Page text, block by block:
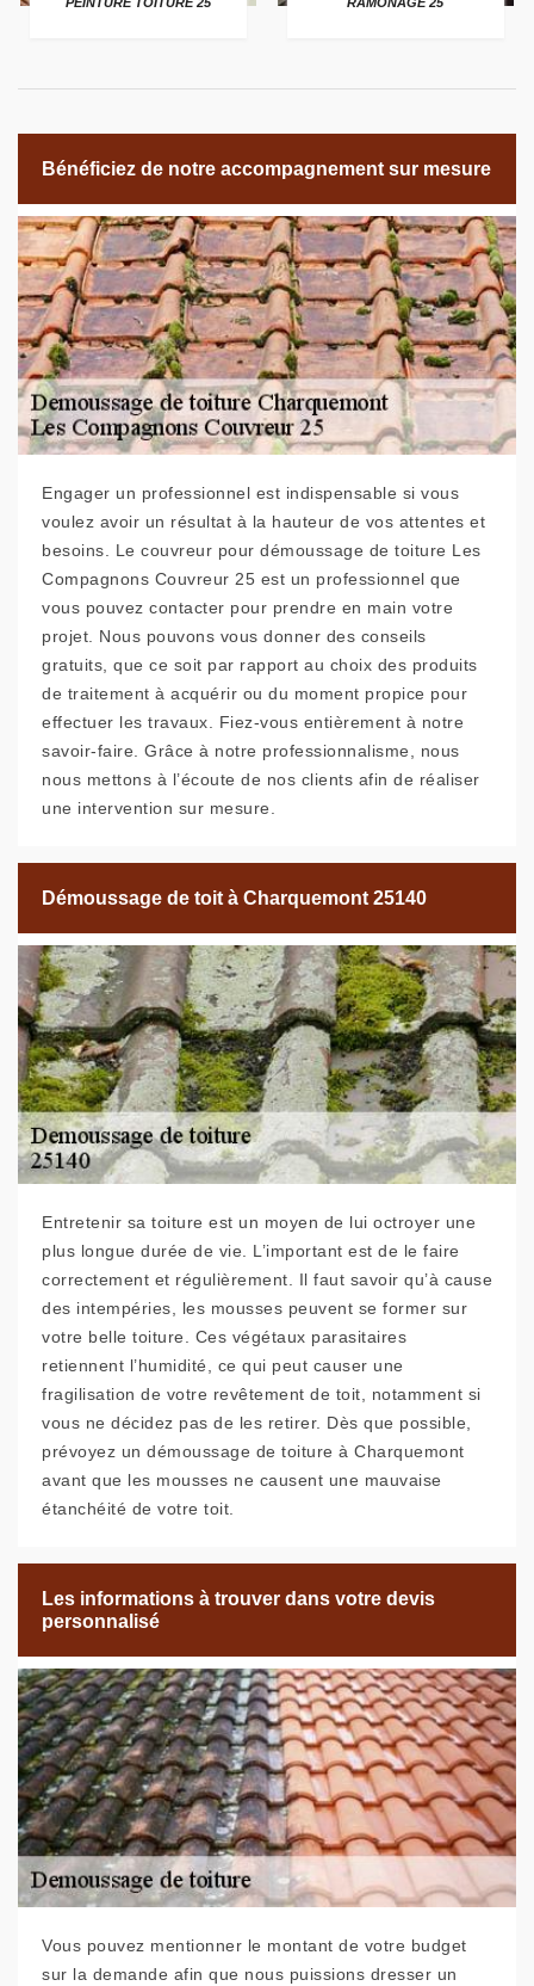
Bénéficiez de notre accompagnement sur mesure
Engager un professionnel est indispensable si vous
voulez avoir un résultat à la hauteur de vos attentes et
besoins. Le couvreur pour démoussage de toiture Les
Compagnons Couvreur 25 est un professionnel que
vous pouvez contacter pour prendre en main votre
projet. Nous pouvons vous donner des conseils
gratuits, que ce soit par rapport au choix des produits
de traitement à acquérir ou du moment propice pour
effectuer les travaux. Fiez-vous entièrement à notre
savoir-faire. Grâce à notre professionnalisme, nous
nous mettons à l’écoute de nos clients afin de réaliser
une intervention sur mesure.
Démoussage de toit à Charquemont 25140
Entretenir sa toiture est un moyen de lui octroyer une
plus longue durée de vie. L’important est de le faire
correctement et régulièrement. Il faut savoir qu’à cause
des intempéries, les mousses peuvent se former sur
votre belle toiture. Ces végétaux parasitaires
retiennent l’humidité, ce qui peut causer une
fragilisation de votre revêtement de toit, notamment si
vous ne décidez pas de les retirer. Dès que possible,
prévoyez un démoussage de toiture à Charquemont
avant que les mousses ne causent une mauvaise
étanchéité de votre toit.
Les informations à trouver dans votre devis
personnalisé
Vous pouvez mentionner le montant de votre budget
sur la demande afin que nous puissions dresser un